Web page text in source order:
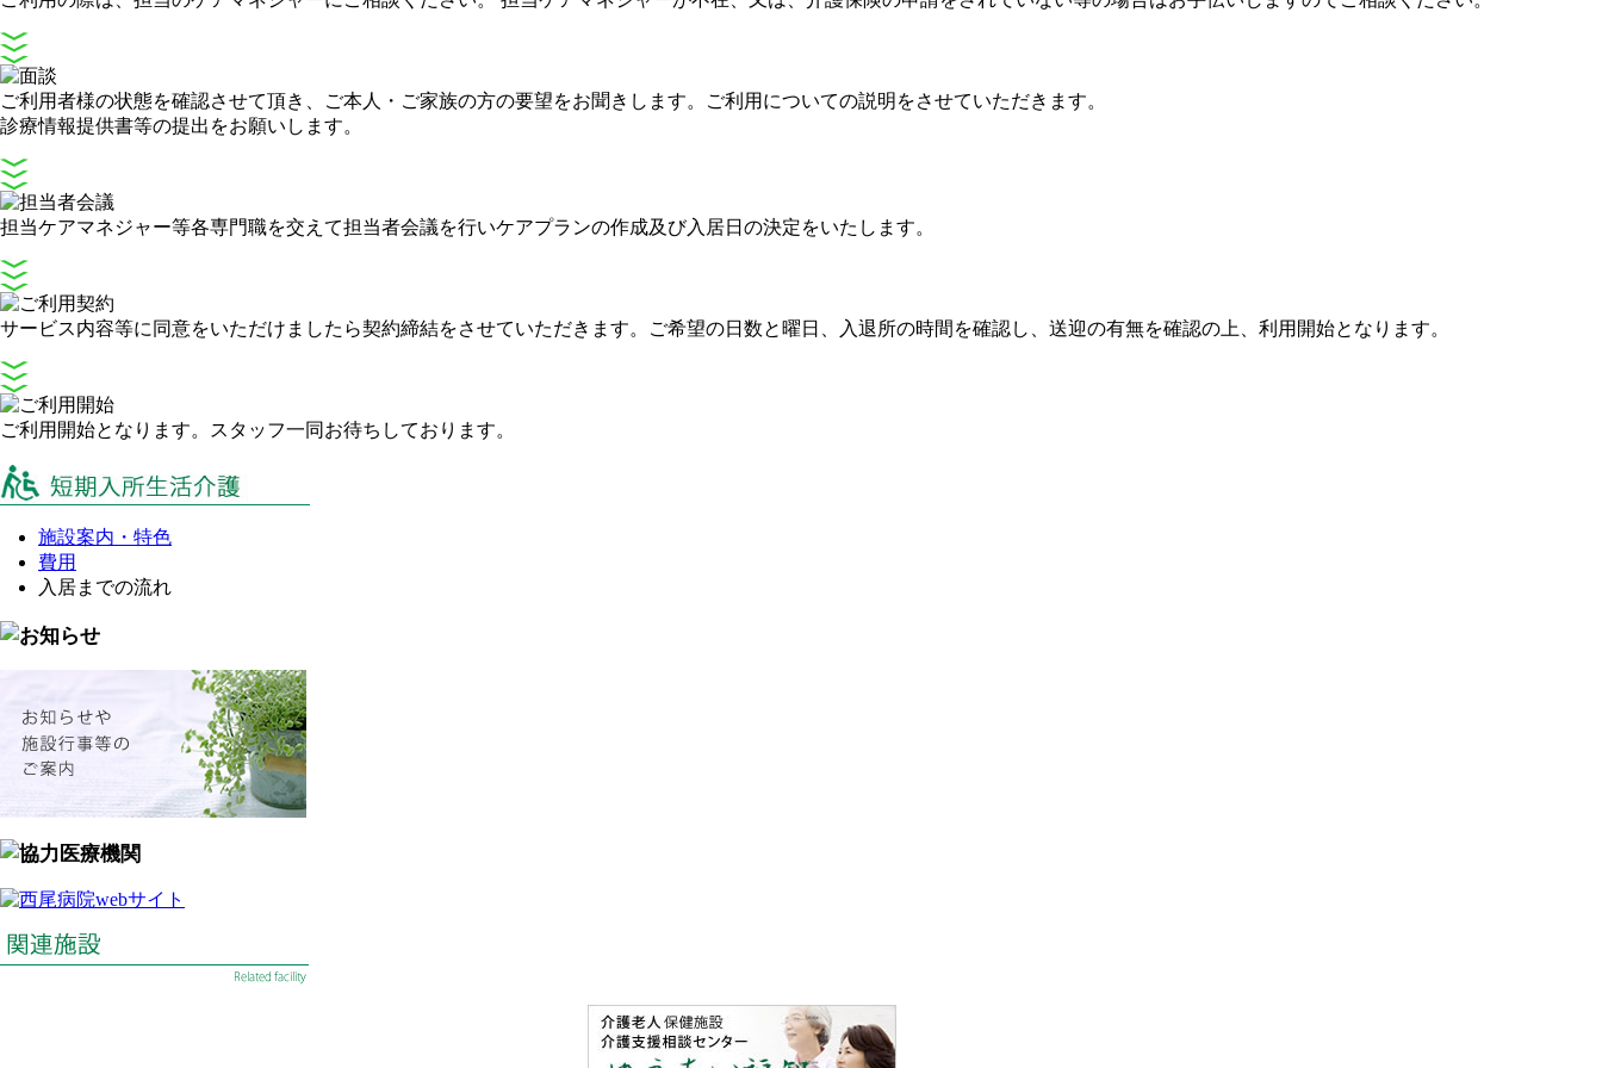
ご利用者様の状態を確認させて頂き、ご本人・ご家族の方の要望をお聞きします。ご利用についての説明をさせていただきます。
診療情報提供書等の提出をお願いします。
担当ケアマネジャー等各専門職を交えて担当者会議を行いケアプランの作成及び入居日の決定をいたします。
サービス内容等に同意をいただけましたら契約締結をさせていただきます。ご希望の日数と曜日、入退所の時間を確認し、送迎の有無を確認の上、利用開始となります。
ご利用開始となります。スタッフ一同お待ちしております。
施設案内・特色
費用
入居までの流れ